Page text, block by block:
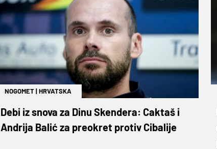
NOGOMET|HRVATSKA
Debi iz snova za Dinu Skendera: Caktaš i
Andrija Balić za preokret protiv Cibalije